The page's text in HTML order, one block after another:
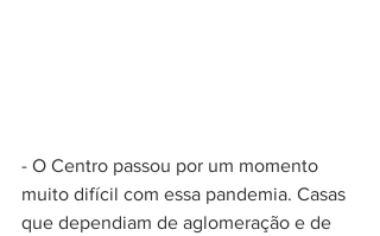
- O Centro passou por um momento
muito difícil com essa pandemia. Casas
que dependiam de aglomeração e de